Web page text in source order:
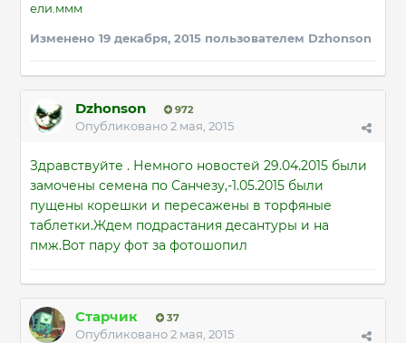
ели.ммм
Изменено 19 декабря, 2015 пользователем Dzhonson
Dzhonson 972
Опубликовано2 мая, 2015
Здравствуйте . Немного новостей 29.04.2015 были
замочены семена по Санчезу,-1.05.2015 были
пущены корешки и пересажены в торфяные
таблетки.Ждем подрастания десантуры и на
пмж.Вот пару фот за фотошопил
Старчик 37
Опубликовано2 мая, 2015